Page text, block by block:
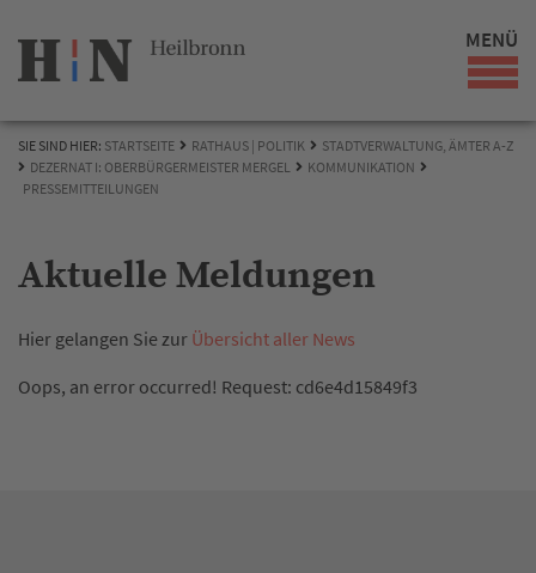
MENÜ
SIE SIND HIER: STARTSEITE RATHAUS | POLITIK
STADTVERWALTUNG, ÄMTER A-Z
DEZERNAT I: OBERBÜRGERMEISTER MERGEL
KOMMUNIKATION
PRESSEMITTEILUNGEN
Aktuelle Meldungen
Hier gelangen Sie zur Übersicht aller News
Oops, an error occurred! Request: cd6e4d15849f3